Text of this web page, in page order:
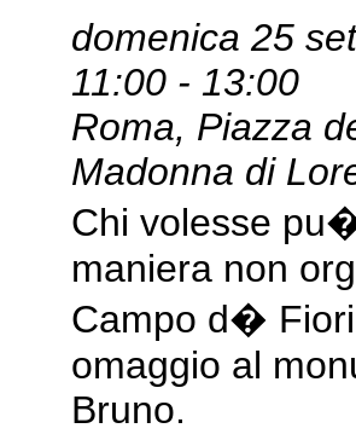
domenica 25
11:00 - 13:00
Roma, Piazza
Madonna di
Chi volesse
maniera non
Campo d�
omaggio al
Bruno.